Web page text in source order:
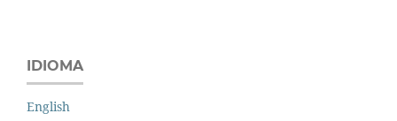
IDIOMA
English